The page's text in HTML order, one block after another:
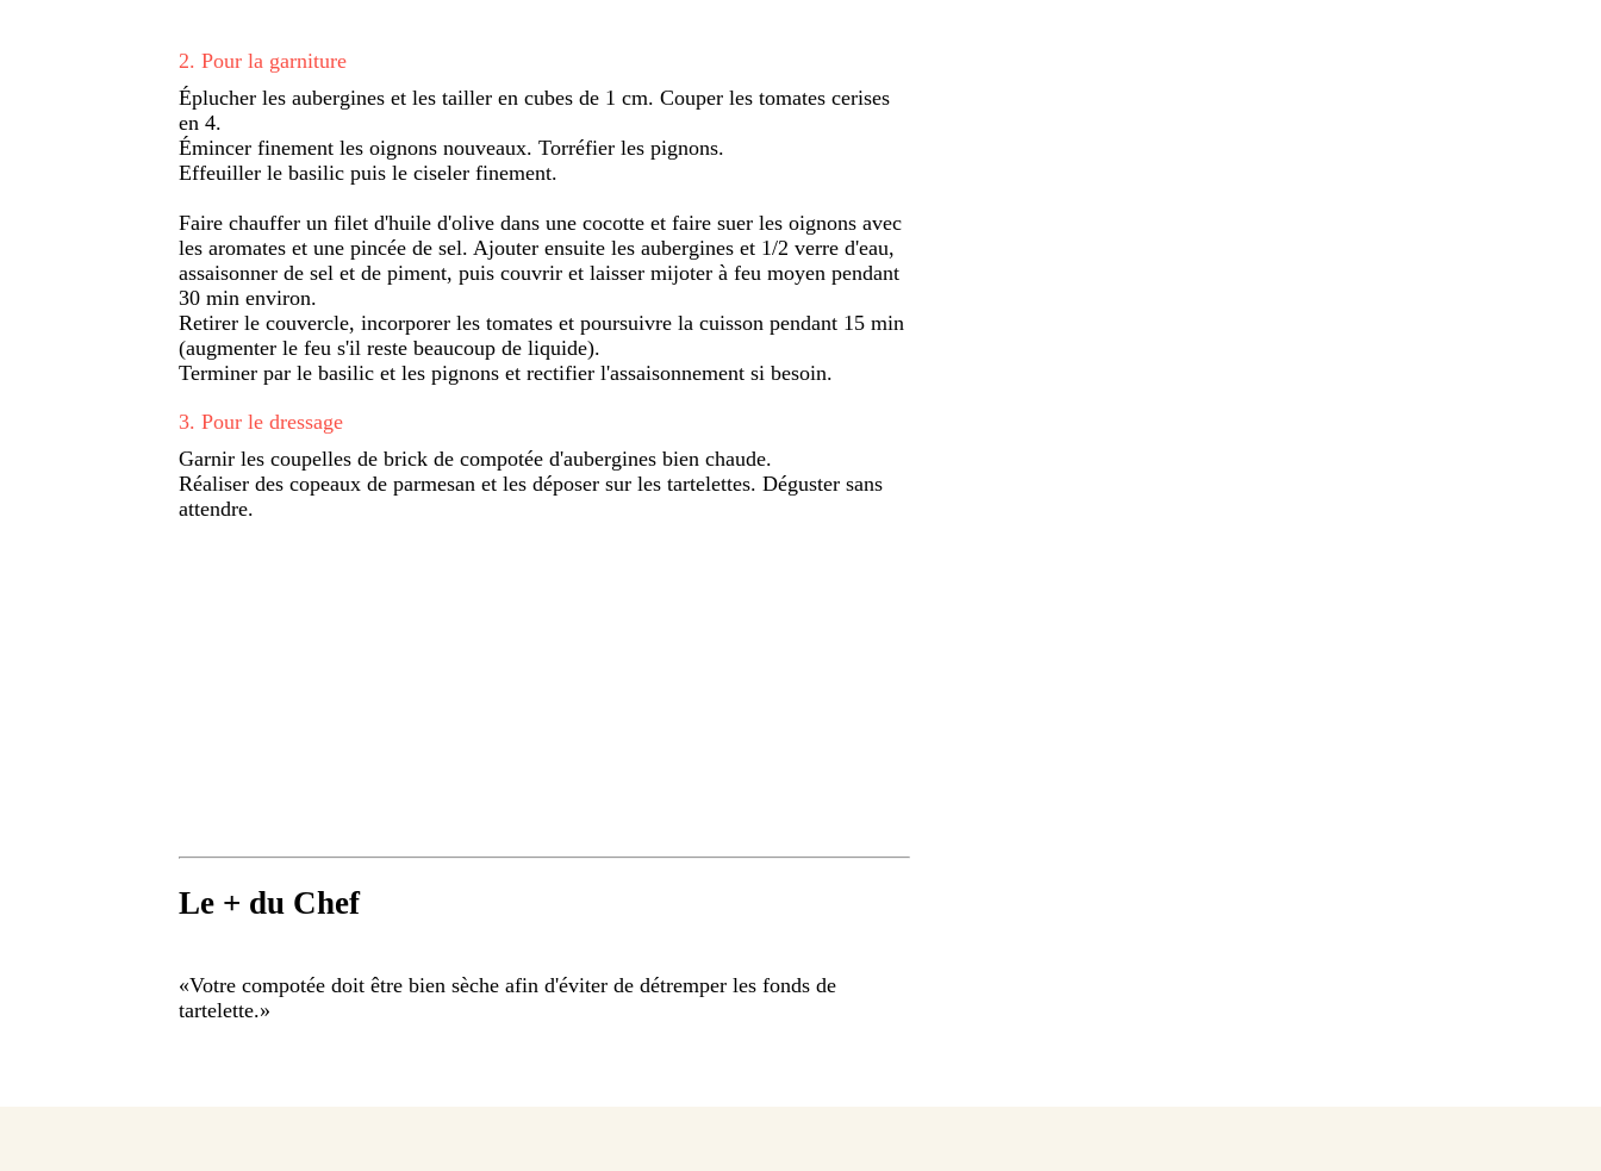
2. Pour la garniture
Éplucher les aubergines et les tailler en cubes de 1 cm. Couper les tomates cerises
en 4.
Émincer finement les oignons nouveaux. Torréfier les pignons.
Effeuiller le basilic puis le ciseler finement.
Faire chauffer un filet d'huile d'olive dans une cocotte et faire suer les oignons avec
les aromates et une pincée de sel. Ajouter ensuite les aubergines et 1/2 verre d'eau,
assaisonner de sel et de piment, puis couvrir et laisser mijoter à feu moyen pendant
30 min environ.
Retirer le couvercle, incorporer les tomates et poursuivre la cuisson pendant 15 min
(augmenter le feu s'il reste beaucoup de liquide).
Terminer par le basilic et les pignons et rectifier l'assaisonnement si besoin.
3. Pour le dressage
Garnir les coupelles de brick de compotée d'aubergines bien chaude.
Réaliser des copeaux de parmesan et les déposer sur les tartelettes. Déguster sans
attendre.
Le + du Chef
«Votre compotée doit être bien sèche afin d'éviter de détremper les fonds de
tartelette.»